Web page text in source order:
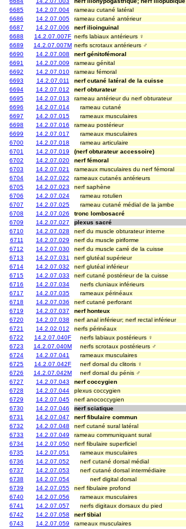
6685
14.2.07.004 rameau cutané latéral
6686
14.2.07.005 rameau cutané antérieur
6687
14.2.07.006 nerf ilioinguinal
6688
14.2.07.007F nerfs labiaux antérieurs ♀
6689
14.2.07.007M nerfs scrotaux antérieurs ♂
6690
14.2.07.008 nerf génitofémoral
6691
14.2.07.009 rameau génital
6692
14.2.07.010 rameau fémoral
6693
14.2.07.011 nerf cutané latéral de la cuisse
6694
14.2.07.012 nerf obturateur
6695
14.2.07.013 rameau antérieur du nerf obturateur
6696
14.2.07.014 rameau cutané
6697
14.2.07.015 rameaux musculaires
6698
14.2.07.016 rameau postérieur
6699
14.2.07.017 rameaux musculaires
6700
14.2.07.018 rameau articulaire
6701
14.2.07.019 (nerf obturateur accessoire)
6702
14.2.07.020 nerf fémoral
6703
14.2.07.021 rameaux musculaires du nerf fémoral
6704
14.2.07.022 rameaux cutanés antérieurs
6705
14.2.07.023 nerf saphène
6706
14.2.07.024 rameau rotulien
6707
14.2.07.025 rameau cutané médial de la jambe
6708
14.2.07.026 tronc lombosacré
6709
14.2.07.027 plexus sacré
6710
14.2.07.028 nerf du muscle obturateur interne
6711
14.2.07.029 nerf du muscle piriforme
6712
14.2.07.030 nerf du muscle carré de la cuisse
6713
14.2.07.031 nerf glutéal supérieur
6714
14.2.07.032 nerf glutéal inférieur
6715
14.2.07.033 nerf cutané postérieur de la cuisse
6716
14.2.07.034 nerfs cluniaux inférieurs
6717
14.2.07.035 rameaux périnéaux
6718
14.2.07.036 nerf cutané perforant
6719
14.2.07.037 nerf honteux
6720
14.2.07.038 nerf anal inférieur; nerf rectal inférieur
6721
14.2.02.012 nerfs périnéaux
6722
14.2.07.040F nerfs labiaux postérieurs ♀
6723
14.2.07.040M nerfs scrotaux postérieurs ♂
6724
14.2.07.041 rameaux musculaires
6725
14.2.07.042F nerf dorsal du clitoris ♀
6726
14.2.07.042M nerf dorsal du pénis ♂
6727
14.2.07.043 nerf coccygien
6728
14.2.07.044 plexus coccygien
6729
14.2.07.045 nerf anococcygien
6730
14.2.07.046 nerf sciatique
6731
14.2.07.047 nerf fibulaire commun
6732
14.2.07.048 nerf cutané sural latéral
6733
14.2.07.049 rameau communiquant sural
6734
14.2.07.050 nerf fibulaire superficiel
6735
14.2.07.051 rameaux musculaires
6736
14.2.07.052 nerf cutané dorsal médial
6737
14.2.07.053 nerf cutané dorsal intermédiaire
6738
14.2.07.054 nerf digital dorsal
6739
14.2.07.055 nerf fibulaire profond
6740
14.2.07.056 rameaux musculaires
6741
14.2.07.057 nerfs digitaux dorsaux du pied
6742
14.2.07.058 nerf tibial
6743
14.2.07.059 rameaux musculaires